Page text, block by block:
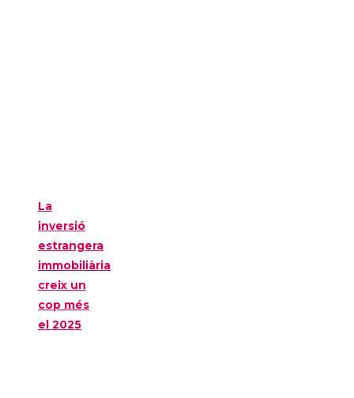
La
inversió
estrangera
immobiliària
creix un
cop més
el 2025